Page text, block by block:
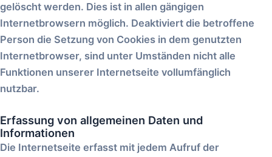
gelöscht werden. Dies ist in allen gängigen
Internetbrowsern möglich. Deaktiviert die betroffene
Person die Setzung von Cookies in dem genutzten
Internetbrowser, sind unter Umständen nicht alle
Funktionen unserer Internetseite vollumfänglich
nutzbar.
Erfassung von allgemeinen Daten und
Informationen
Die Internetseite erfasst mit jedem Aufruf der